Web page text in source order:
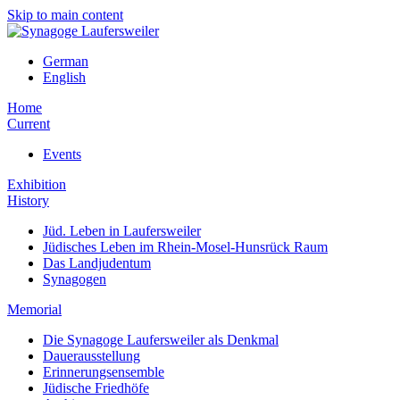
Skip to main content
German
English
Home
Current
Events
Exhibition
History
Jüd. Leben in Laufersweiler
Jüdisches Leben im Rhein-Mosel-Hunsrück Raum
Das Landjudentum
Synagogen
Memorial
Die Synagoge Laufersweiler als Denkmal
Dauerausstellung
Erinnerungsensemble
Jüdische Friedhöfe